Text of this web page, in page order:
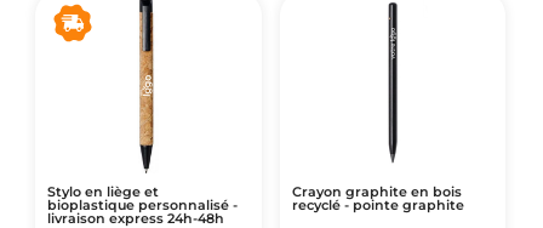
Stylo en liège et
bioplastique personnalisé -
livraison express 24h-48h
Crayon graphite en bois
recyclé - pointe graphite